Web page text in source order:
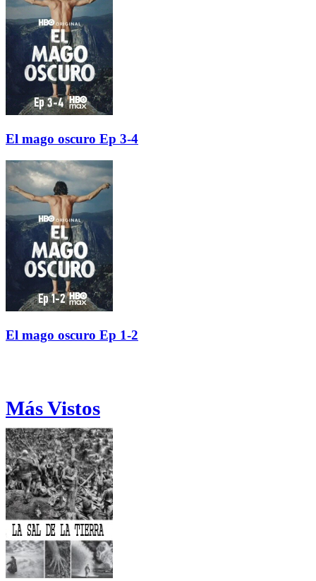
El mago oscuro Ep 3-4
El mago oscuro Ep 1-2
Más Vistos